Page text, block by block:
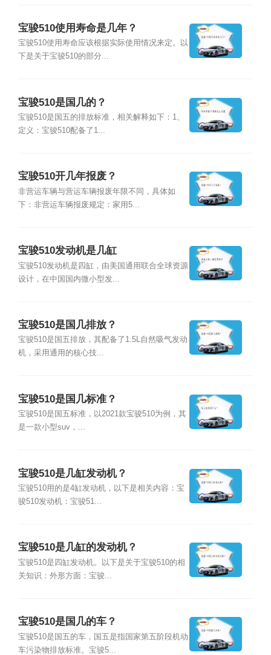
宝骏510使用寿命是几年？
宝骏510使用寿命应该根据实际使用情况来定。以
下是关于宝骏510的部分...
宝骏510是国几的？
宝骏510是国五的排放标准，相关解释如下：1、
定义：宝骏510配备了1...
宝骏510开几年报废？
非营运车辆与营运车辆报废年限不同，具体如
下：非营运车辆报废规定：家用5...
宝骏510发动机是几缸
宝骏510发动机是四缸，由美国通用联合全球资源
设计，在中国国内微小型发...
宝骏510是国几排放？
宝骏510是国五排放，其配备了1.5L自然吸气发动
机，采用通用的核心技...
宝骏510是国几标准？
宝骏510是国五标准，以2021款宝骏510为例，其
是一款小型suv，...
宝骏510是几缸发动机？
宝骏510用的是4缸发动机，以下是相关内容：宝
骏510发动机：宝骏51...
宝骏510是几缸的发动机？
宝骏510是四缸发动机。以下是关于宝骏510的相
关知识：外形方面：宝骏...
宝骏510是国几的车？
宝骏510是国五的车，国五是指国家第五阶段机动
车污染物排放标准。宝骏5...